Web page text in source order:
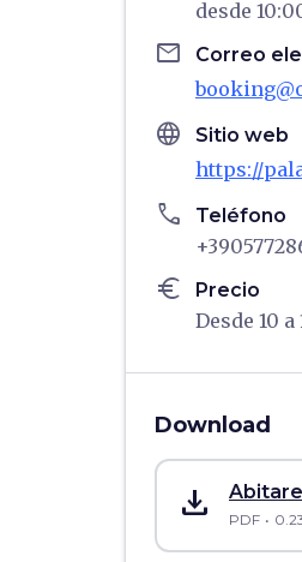
desde
email Correo
language Sitio web
https://
phone Teléfono
euro Precio
Desde 10 a
Download
save_alt PDF